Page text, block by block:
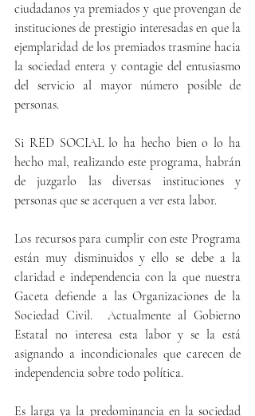
ciudadanos ya premiados y que provengan de
instituciones de prestigio interesadas en que la
ejemplaridad de los premiados trasmine hacia
la sociedad entera y contagie del entusiasmo
del servicio al mayor número posible de
personas.
Si RED SOCIAL lo ha hecho bien o lo ha
hecho mal, realizando este programa, habrán
de juzgarlo las diversas instituciones y
personas que se acerquen a ver esta labor.
Los recursos para cumplir con este Programa
están muy disminuidos y ello se debe a la
claridad e independencia con la que nuestra
Gaceta defiende a las Organizaciones de la
Sociedad Civil.  Actualmente al Gobierno
Estatal no interesa esta labor y se la está
asignando a incondicionales que carecen de
independencia sobre todo política.
Es larga ya la predominancia en la sociedad